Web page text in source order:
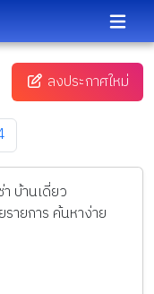
ลงประกาศใหม่
บ้านเดี่ยว
ายการ ค้นหาง่าย